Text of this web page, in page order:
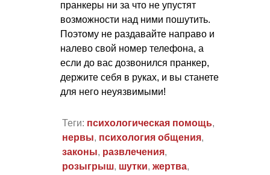
пранкеры ни за что не упустят
возможности над ними пошутить.
Поэтому не раздавайте направо и
налево свой номер телефона, а
если до вас дозвонился пранкер,
держите себя в руках, и вы станете
для него неуязвимыми!
Теги: психологическая помощь,
нервы, психология общения,
законы, развлечения,
розыгрыш, шутки, жертва,